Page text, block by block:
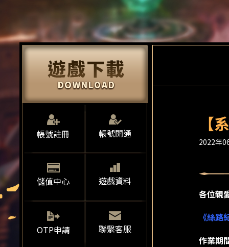
帳號註冊 帳號開通
儲值中心 遊戲資料
OTP申請 聯繫客服
【
2022年
各位親
《絲
作業期